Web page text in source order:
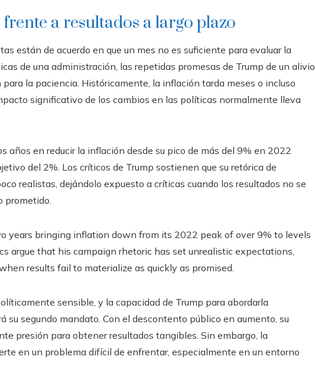
a resultados a largo plazo
están de acuerdo en que un mes no es suficiente para evaluar la
de una administración, las repetidas promesas de Trump de un alivio
la paciencia. Históricamente, la inflación tarda meses o incluso
significativo de los cambios en las políticas normalmente lleva
años en reducir la inflación desde su pico de más del 9% en 2022
del 2%. Los críticos de Trump sostienen que su retórica de
realistas, dejándolo expuesto a críticas cuando los resultados no se
prometido.
years bringing inflation down from its 2022 peak of over 9% to levels
argue that his campaign rhetoric has set unrealistic expectations,
results fail to materialize as quickly as promised.
sensible, y la capacidad de Trump para abordarla
segundo mandato. Con el descontento público en aumento, su
presión para obtener resultados tangibles. Sin embargo, la
en un problema difícil de enfrentar, especialmente en un entorno